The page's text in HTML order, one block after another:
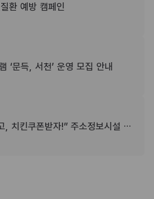
환 예방 캠페인
‘문득, 서천’ 운영 모집 안내
“전북특별자치도 여행하고, 치킨쿠폰받자!” 주소정보시설 SNS 인증이벤트